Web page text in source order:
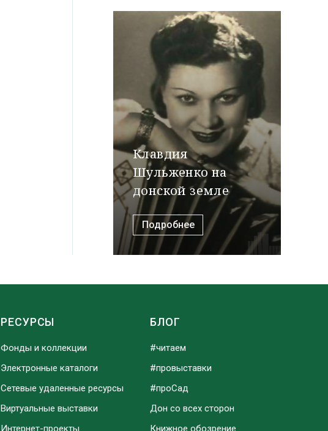
Клавдия
Шульженко на
донской земле
Подробнее
РЕСУРСЫ
Фонды и коллекции
Электронные каталоги
Сетевые удаленные ресурсы
Виртуальные выставки
Интернет-проекты
БЛОГ
#читаем
#провыставки
#проСад
Дон со всех сторон
Книжное обозрение